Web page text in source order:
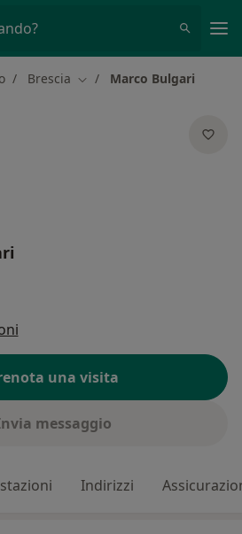
Brescia Cambia cittàMarco Bulgari
una visita
messaggio
Indirizzi